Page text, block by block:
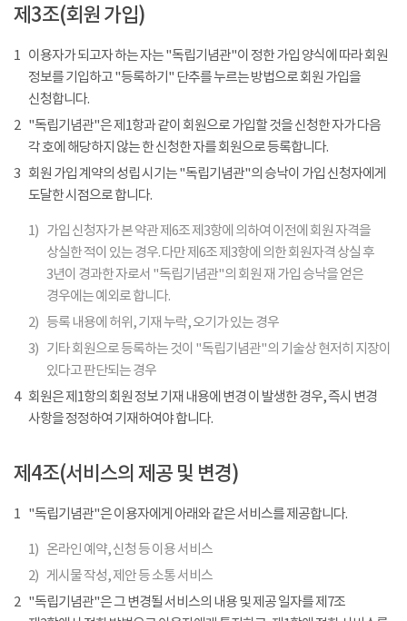
제3조(회원 가입)
1 이용자가 되고자 하는 자는 "독립기념관"이 정한 가입 양식에 따라 회원
정보를 기입하고 "등록하기" 단추를 누르는 방법으로 회원 가입을
신청합니다.
2 "독립기념관"은 제1항과 같이 회원으로 가입할 것을 신청한 자가 다음
각 호에 해당하지 않는 한 신청한 자를 회원으로 등록합니다.
3 회원 가입 계약의 성립 시기는 "독립기념관"의 승낙이 가입 신청자에게
도달한 시점으로 합니다.
1) 가입 신청자가 본 약관 제6조 제3항에 의하여 이전에 회원 자격을
상실한 적이 있는 경우. 다만 제6조 제3항에 의한 회원자격 상실 후
3년이 경과한 자로서 "독립기념관"의 회원 재 가입 승낙을 얻은
경우에는 예외로 합니다.
2) 등록 내용에 허위, 기재 누락, 오기가 있는 경우
3) 기타 회원으로 등록하는 것이 "독립기념관"의 기술상 현저히 지장이
있다고 판단되는 경우
4
회원은 제1항의 회원 정보 기재 내용에 변경 이 발생한 경우, 즉시 변경
사항을 정정하여 기재하여야 합니다.
제4조(서비스의 제공 및 변경)
1 "독립기념관"은 이용자에게 아래와 같은 서비스를 제공합니다.
1) 온라인 예약, 신청 등 이용 서비스
2) 게시물 작성, 제안 등 소통 서비스
2 "독립기념관"은 그 변경될 서비스의 내용 및 제공 일자를 제7조